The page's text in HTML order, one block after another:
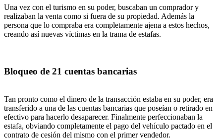
Una vez con el turismo en su poder, buscaban un comprador y
realizaban la venta como si fuera de su propiedad. Además la
persona que lo compraba era completamente ajena a estos hechos,
creando así nuevas víctimas en la trama de estafas.
Bloqueo de 21 cuentas bancarias
Tan pronto como el dinero de la transacción estaba en su poder, era
transferido a una de las cuentas bancarias que poseían o retirado en
efectivo para hacerlo desaparecer. Finalmente perfeccionaban la
estafa, obviando completamente el pago del vehículo pactado en el
contrato de cesión del mismo con el primer vendedor.